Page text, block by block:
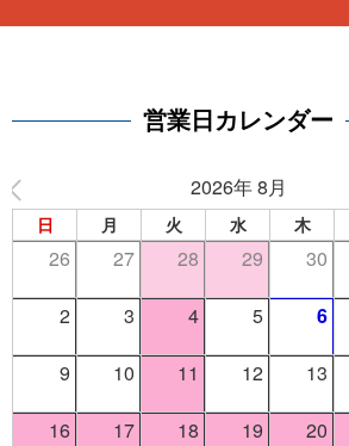
営業日カレンダー
2026年 8月
日 月 火 水 木
26 27 28 29 30
2 3 4 5 6
9 10 11 12 13
16 17 18 19 20